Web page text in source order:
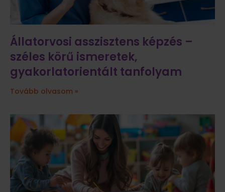
Állatorvosi asszisztens képzés –
széles körű ismeretek,
gyakorlatorientált tanfolyam
Tovább olvasom »